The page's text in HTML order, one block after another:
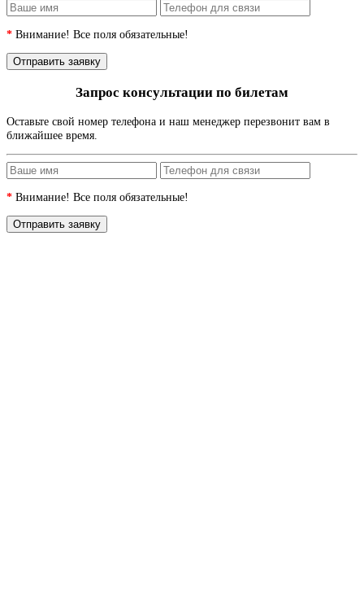
* Внимание! Все поля обязательные!
Запрос консультации по билетам
Оставьте свой номер телефона и наш менеджер перезвонит вам в
ближайшее время.
* Внимание! Все поля обязательные!